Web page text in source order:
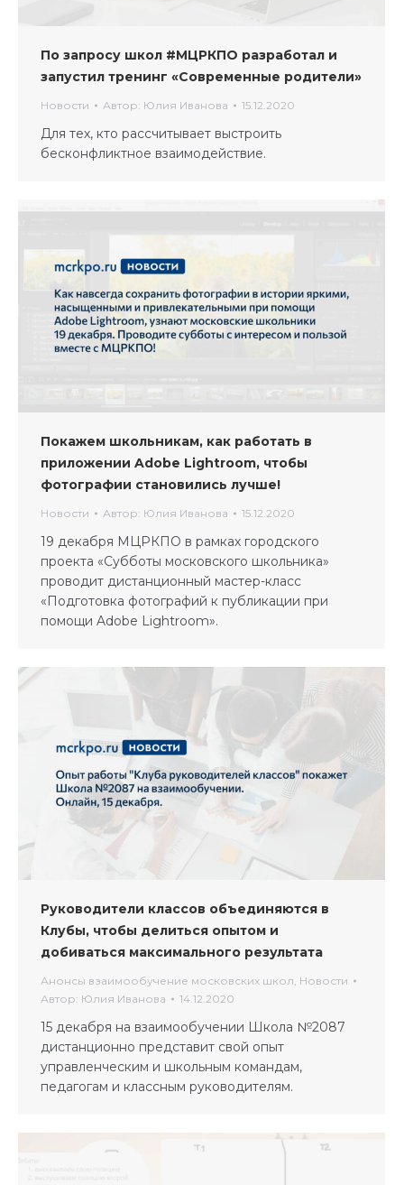
По запросу школ #МЦРКПО разработал и
запустил тренинг «Современные родители»
Новости Автор: Юлия Иванова 15.12.2020
Для тех, кто рассчитывает выстроить
бесконфликтное взаимодействие.
Покажем школьникам, как работать в
приложении Adobe Lightroom, чтобы
фотографии становились лучше!
Новости Автор: Юлия Иванова 15.12.2020
19 декабря МЦРКПО в рамках городского
проекта «Субботы московского школьника»
проводит дистанционный мастер-класс
«Подготовка фотографий к публикации при
помощи Adobe Lightroom».
Руководители классов объединяются в
Клубы, чтобы делиться опытом и
добиваться максимального результата
Анонсы взаимообучение московских школ, Новости
Автор: Юлия Иванова 14.12.2020
15 декабря на взаимообучении Школа №2087
дистанционно представит свой опыт
управленческим и школьным командам,
педагогам и классным руководителям.